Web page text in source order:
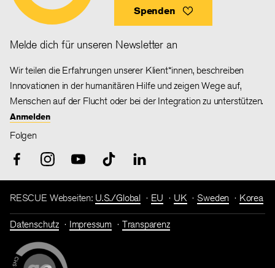
Spenden
Melde dich für unseren Newsletter an
Wir teilen die Erfahrungen unserer Klient*innen, beschreiben
Innovationen in der humanitären Hilfe und zeigen Wege auf,
Menschen auf der Flucht oder bei der Integration zu unterstützen.
Anmelden
Folgen
RESCUE Webseiten: U.S./Global EU UK Sweden Korea
Datenschutz Impressum Transparenz